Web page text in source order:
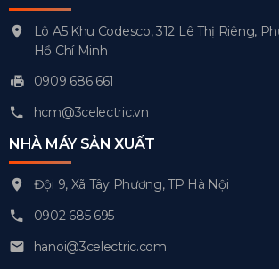
Lô A5 Khu Codesco, 312 Lê Thị Riêng,
Hồ Chí Minh
0909 686 661
hcm@3celectric.vn
NHÀ MÁY SẢN XUẤT
Đội 9, Xã Tây Phương, TP Hà Nội
0902 685 695
hanoi@3celectric.com